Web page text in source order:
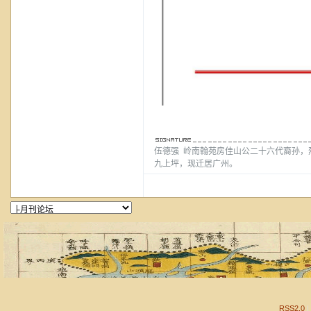
伍德强 岭南翰苑房佳山公二十六代裔孙
九上坪，现迁居广州。
RSS2.0 |